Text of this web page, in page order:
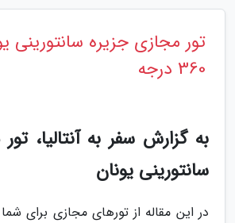
تور مجازی جزیره سانتورینی
360 درجه
به گزارش سفر به آنتالیا،
سانتورینی یونان
در این مقاله از تورهای مجازی برای شما